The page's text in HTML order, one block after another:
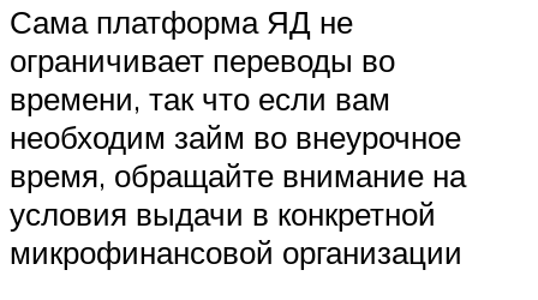
Сама платформа ЯД не
ограничивает переводы во
времени, так что если вам
необходим займ во внеурочное
время, обращайте внимание на
условия выдачи в конкретной
микрофинансовой организации